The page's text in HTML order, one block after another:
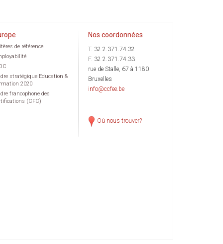
de référence
stratégique Education &
2020
francophone des
(CFC)
Nos coordonnées
T. 32 2.371.74.32
F. 32 2.371.74.33
rue de Stalle, 67 à 1180
Bruxelles
info@ccfee.be
Où nous trouver?